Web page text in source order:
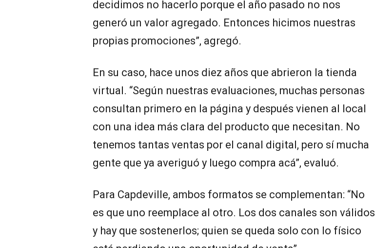
decidimos no hacerlo porque el año pasado no nos
generó un valor agregado. Entonces hicimos nuestras
propias promociones”, agregó.
En su caso, hace unos diez años que abrieron la tienda
virtual. “Según nuestras evaluaciones, muchas personas
consultan primero en la página y después vienen al local
con una idea más clara del producto que necesitan. No
tenemos tantas ventas por el canal digital, pero sí mucha
gente que ya averiguó y luego compra acá”, evaluó.
Para Capdeville, ambos formatos se complementan: “No
es que uno reemplace al otro. Los dos canales son válidos
y hay que sostenerlos; quien se queda solo con lo físico